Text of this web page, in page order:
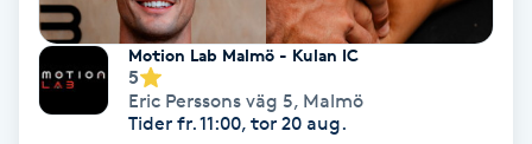
Friskvård
Friskvårdsmassage
Motion Lab Malmö - Kulan IC
5
Eric Perssons väg 5, Malmö
Tider fr. 11:00, tor 20 aug.